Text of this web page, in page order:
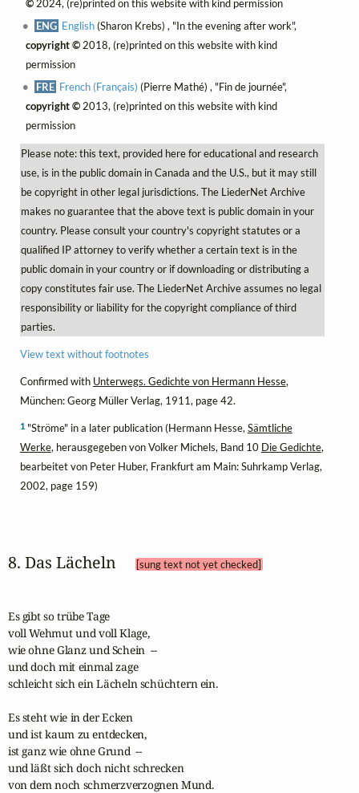
©2024, (re)printed on this website with kind permission
ENG English(Sharon Krebs) , "In the evening after work",
copyright ©2018, (re)printed on this website with kind
permission
FRE French (Français) (Pierre Mathé) , "Fin de journée",
copyright ©2013, (re)printed on this website with kind
permission
Please note: this text, provided here for educational and research
use, is in the public domain in Canada and the U.S., but it may still
be copyright in other legal jurisdictions. The LiederNet Archive
makes no guarantee that the above text is public domain in your
country. Please consult your country's copyright statutes or a
qualified IP attorney to verify whether a certain text is in the
public domain in your country or if downloading or distributing a
copy constitutes fair use. The LiederNet Archive assumes no legal
responsibility or liability for the copyright compliance of third
parties.
View text without footnotes
Confirmed with Unterwegs. Gedichte von Hermann Hesse,
München: Georg Müller Verlag, 1911, page 42.
1"Ströme" in a later publication (Hermann Hesse, Sämtliche
Werke, herausgegeben von Volker Michels, Band 10 Die Gedichte,
bearbeitet von Peter Huber, Frankfurt am Main: Suhrkamp Verlag,
2002, page 159)
8. Das Lächeln [sung text not yet checked]
Es gibt so trübe Tage
voll Wehmut und voll Klage,
wie ohne Glanz und Schein  --
und doch mit einmal zage
schleicht sich ein Lächeln schüchtern ein.
Es steht wie in der Ecken
und ist kaum zu entdecken,
ist ganz wie ohne Grund  --
und läßt sich doch nicht schrecken
von dem noch schmerzverzognen Mund.